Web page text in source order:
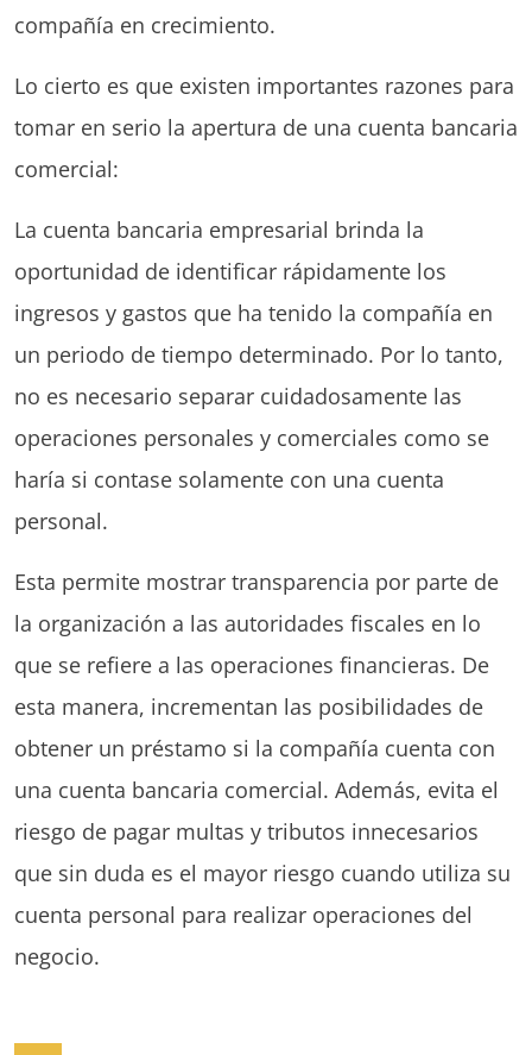
compañía en crecimiento.
Lo cierto es que existen importantes razones para
tomar en serio la apertura de una cuenta bancaria
comercial:
La cuenta bancaria empresarial brinda la
oportunidad de identificar rápidamente los
ingresos y gastos que ha tenido la compañía en
un periodo de tiempo determinado. Por lo tanto,
no es necesario separar cuidadosamente las
operaciones personales y comerciales como se
haría si contase solamente con una cuenta
personal.
Esta permite mostrar transparencia por parte de
la organización a las autoridades fiscales en lo
que se refiere a las operaciones financieras. De
esta manera, incrementan las posibilidades de
obtener un préstamo si la compañía cuenta con
una cuenta bancaria comercial. Además, evita el
riesgo de pagar multas y tributos innecesarios
que sin duda es el mayor riesgo cuando utiliza su
cuenta personal para realizar operaciones del
negocio.